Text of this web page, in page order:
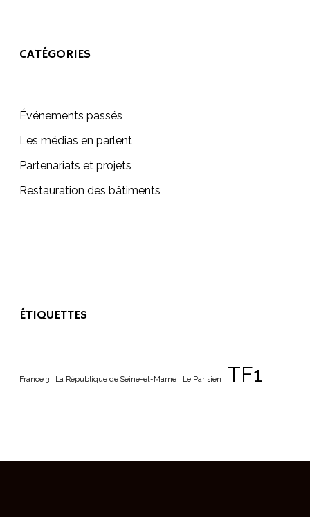
CATÉGORIES
Événements passés
Les médias en parlent
Partenariats et projets
Restauration des bâtiments
ÉTIQUETTES
France 3 La République de Seine-et-Marne Le Parisien TF1